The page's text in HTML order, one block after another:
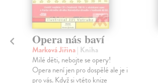
Opera nás baví
Marková Jiřina| Kniha
Milé děti, nebojte se opery!
Opera není jen pro dospělé ale je i
pro vás. Když si vtéto knize